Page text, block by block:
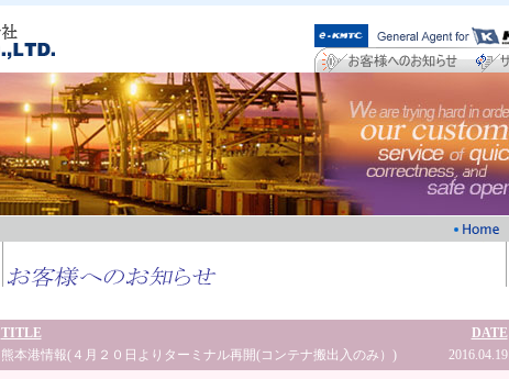
TITLE
DATE
熊本港情報(４月２０日よりターミナル再開(コンテナ搬出入のみ）)
2016.04.19